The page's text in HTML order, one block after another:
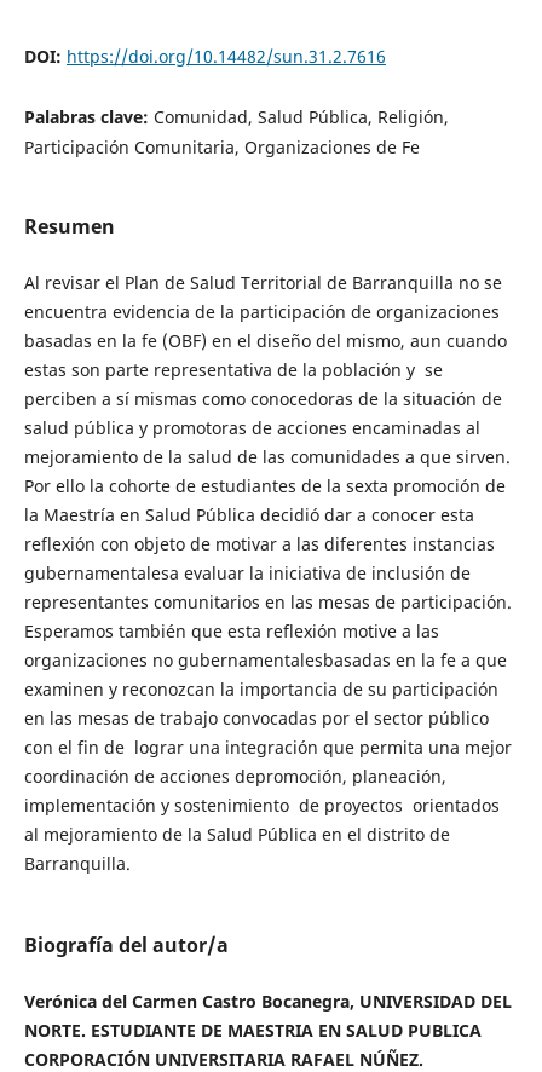
DOI: https://doi.org/10.14482/sun.31.2.7616
Palabras clave: Comunidad, Salud Pública, Religión,
Participación Comunitaria, Organizaciones de Fe
Resumen
Al revisar el Plan de Salud Territorial de Barranquilla no se
encuentra evidencia de la participación de organizaciones
basadas en la fe (OBF) en el diseño del mismo, aun cuando
estas son parte representativa de la población y se
perciben a sí mismas como conocedoras de la situación de
salud pública y promotoras de acciones encaminadas al
mejoramiento de la salud de las comunidades a que sirven.
Por ello la cohorte de estudiantes de la sexta promoción de
la Maestría en Salud Pública decidió dar a conocer esta
reflexión con objeto de motivar a las diferentes instancias
gubernamentalesa evaluar la iniciativa de inclusión de
representantes comunitarios en las mesas de participación.
Esperamos también que esta reflexión motive a las
organizaciones no gubernamentalesbasadas en la fe a que
examinen y reconozcan la importancia de su participación
en las mesas de trabajo convocadas por el sector público
con el fin de lograr una integración que permita una mejor
coordinación de acciones depromoción, planeación,
implementación y sostenimiento de proyectos orientados
al mejoramiento de la Salud Pública en el distrito de
Barranquilla.
Biografía del autor/a
Verónica del Carmen Castro Bocanegra, UNIVERSIDAD DEL
NORTE. ESTUDIANTE DE MAESTRIA EN SALUD PUBLICA
CORPORACIÓN UNIVERSITARIA RAFAEL NÚÑEZ.